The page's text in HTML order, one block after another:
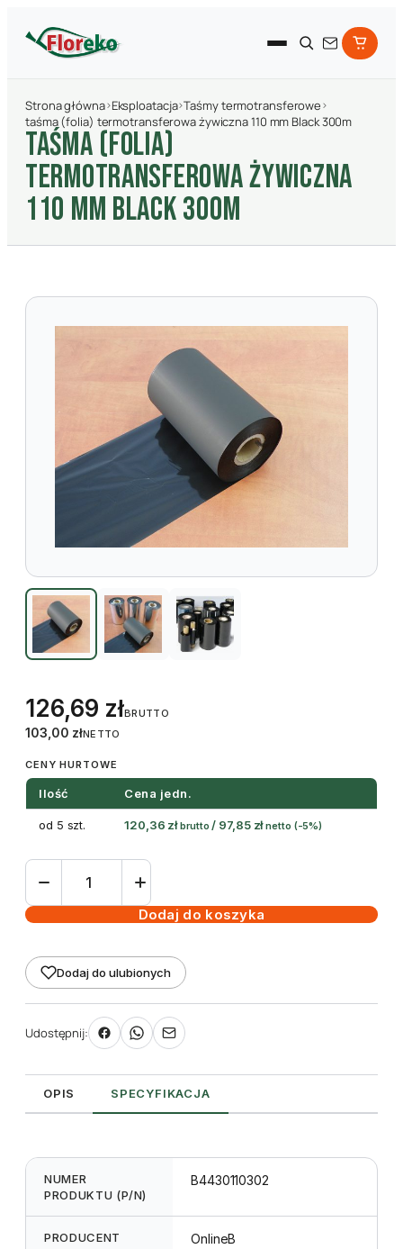
Strona główna›Eksploatacja›Taśmy termotransferowe›
taśma (folia) termotransferowa żywiczna 110 mm Black 300m
TAśMA (FOLIA)
TERMOTRANSFEROWA żYWICZNA
110 MM BLACK 300M
126,69 złBRUTTO
103,00 złNETTO
CENY HURTOWE
Ilość Cena jedn.
od 5 szt. 120,36 zł brutto / 97,85 zł netto (-5%)
ilość
(folia)
żywiczna
110
mm
Black
Dodaj do koszyka
Dodaj do ulubionych
Udostępnij:
OPIS SPECYFIKACJA
NUMER
PRODUKTU (P/N)
B4430110302
PRODUCENT OnlineB